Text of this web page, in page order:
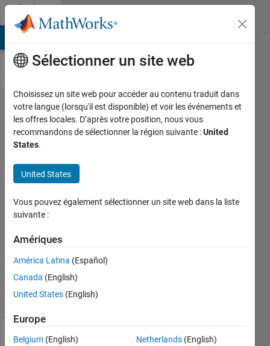
Passer au contenu
Problem
2540.
Find out
of matrix
transpose
Complex
conjugate
Pritesh
Shah
100
1 likes
Sélectionner un site web
Choisissez un site web pour accéder au contenu traduit dans
votre langue (lorsqu'il est disponible) et voir les événements et
les offres locales. D’après votre position, nous vous
recommandons de sélectionner la région suivante :United
States.
United States
Vous pouvez également sélectionner un site web dans la liste
suivante :
Amériques
América Latina (Español)
Canada (English)
United States (English)
Europe
Belgium (English)
Netherlands (English)